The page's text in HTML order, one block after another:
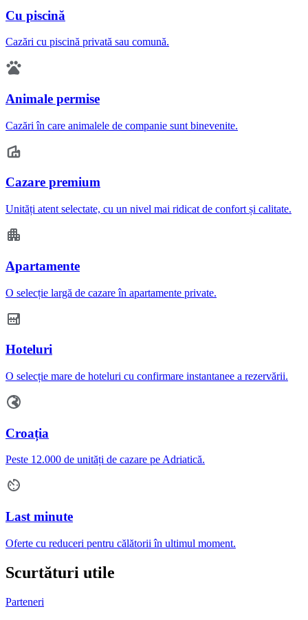
Cu piscină
Cazări cu piscină privată sau comună.
Animale permise
Cazări în care animalele de companie sunt binevenite.
Cazare premium
Unități atent selectate, cu un nivel mai ridicat de confort și calitate.
Apartamente
O selecție largă de cazare în apartamente private.
Hoteluri
O selecție mare de hoteluri cu confirmare instantanee a rezervării.
Croația
Peste 12.000 de unități de cazare pe Adriatică.
Last minute
Oferte cu reduceri pentru călătorii în ultimul moment.
Scurtături utile
Parteneri